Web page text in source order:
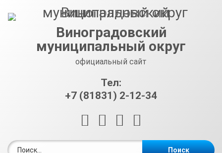
Виноградовский
муниципальный округ
официальный сайт
Тел:
+7 (81831) 2-12-34
RSS E-mailВКонтакте